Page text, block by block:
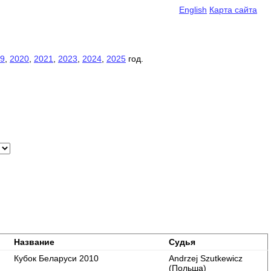
English Карта сайта
2020 2021 2023 2024 2025 год.
Название
Судья
Кубок Беларуси 2010
Andrzej Szutkewicz
(Польша)